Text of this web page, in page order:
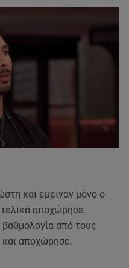
και έμειναν μόνο ο
αποχώρησε
από τους
και αποχώρησε.